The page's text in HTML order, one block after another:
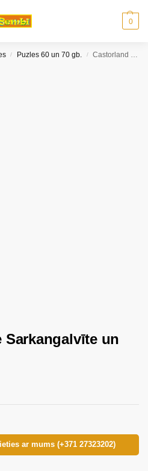
0
/ Puzles 60 un 70 gb. / Castorland puzle Sarkangalvīte un vilks 60 gb
Sarkangalvīte un
ar mums (+371 27323202)